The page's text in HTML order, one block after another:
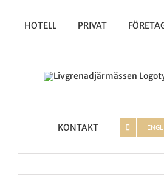
innehålletHOTELL PRIVAT
KONTAKT